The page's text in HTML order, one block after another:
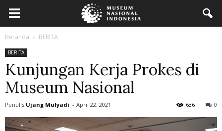
Beranda BERITA
BERITA
Kunjungan Kerja Prokes di
Museum Nasional
Penulis Ujang Mulyadi - April 22, 2021 0
636